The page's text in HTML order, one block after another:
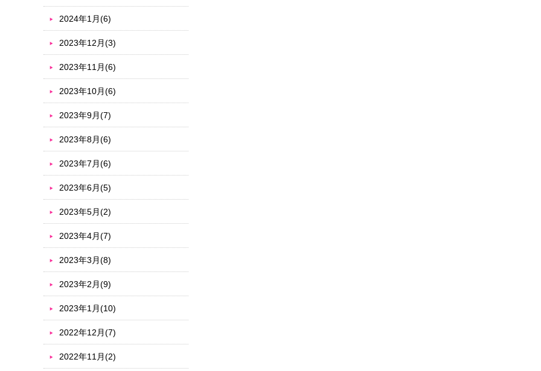
2024年1月(6)
2023年12月(3)
2023年11月(6)
2023年10月(6)
2023年9月(7)
2023年8月(6)
2023年7月(6)
2023年6月(5)
2023年5月(2)
2023年4月(7)
2023年3月(8)
2023年2月(9)
2023年1月(10)
2022年12月(7)
2022年11月(2)